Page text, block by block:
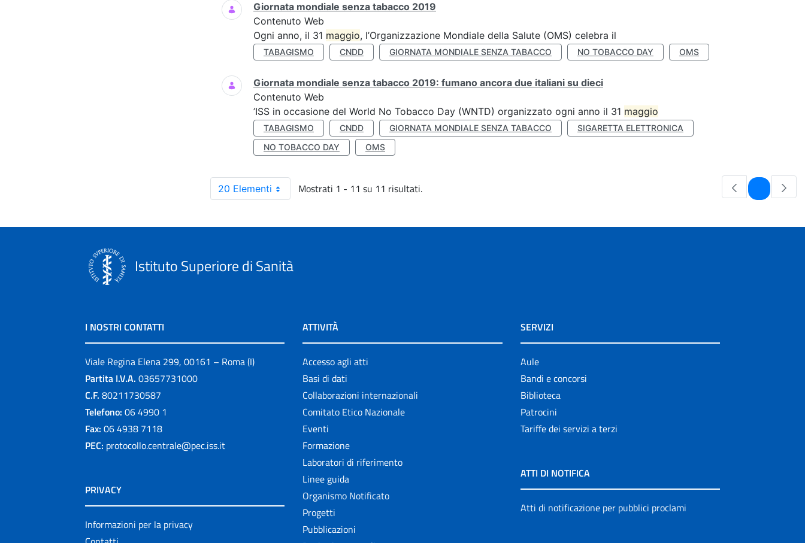
Giornata mondiale senza tabacco 2019
Contenuto Web
Ogni anno, il 31 maggio, l’Organizzazione Mondiale della Salute (OMS) celebra il
TABAGISMO CNDD GIORNATA MONDIALE SENZA TABACCO NO TOBACCO DAY OMS
Giornata mondiale senza tabacco 2019: fumano ancora due italiani su dieci
Contenuto Web
’ISS in occasione del World No Tobacco Day (WNTD) organizzato ogni anno il 31 maggio
TABAGISMO CNDD GIORNATA MONDIALE SENZA TABACCO
SIGARETTA ELETTRONICA
NO TOBACCO DAY
OMS
20 Elementi Mostrati 1 - 11 su 11 risultati. Pagina
Istituto Superiore di Sanità
I NOSTRI CONTATTI
Viale Regina Elena 299, 00161 – Roma (I)
Partita I.V.A. 03657731000
C.F. 80211730587
Telefono: 06 4990 1
Fax: 06 4938 7118
PEC: protocollo.centrale@pec.iss.it
PRIVACY
Informazioni per la privacy
ATTIVITÀ
Accesso agli atti
Basi di dati
Collaborazioni internazionali
Comitato Etico Nazionale
Eventi
Formazione
Laboratori di riferimento
Linee guida
Organismo Notificato
Progetti
Pubblicazioni
SERVIZI
Aule
Bandi e concorsi
Biblioteca
Patrocini
Tariffe dei servizi a terzi
ATTI DI NOTIFICA
Atti di notificazione per pubblici proclami